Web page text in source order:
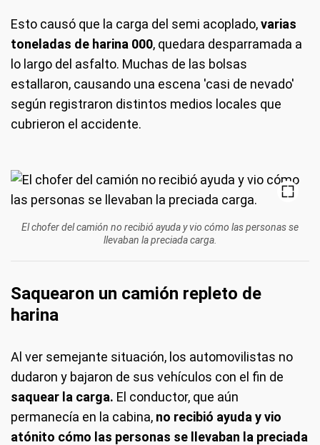
Esto causó que la carga del semi acoplado,varias
toneladas de harina 000, quedara desparramada a
lo largo del asfalto. Muchas de las bolsas
estallaron, causando una escena 'casi de nevado'
según registraron distintos medios locales que
cubrieron el accidente.
El chofer del camión no recibió ayuda y vio cómo las personas se
llevaban la preciada carga.
Saquearon un camión repleto de
harina
Al ver semejante situación, los automovilistas no
dudaron y bajaron de sus vehículos con el fin de
saquear la carga. El conductor, que aún
permanecía en la cabina, no recibió ayuda y vio
atónito cómo las personas se llevaban la preciada